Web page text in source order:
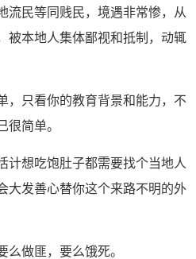
流民等同贱民，境遇非常惨，从
被本地人集体鄙视和抵制，动辄
，只看你的教育背景和能力，不
很简单。
计想吃饱肚子都需要找个当地人
大发善心替你这个来路不明的外
么做匪，要么饿死。